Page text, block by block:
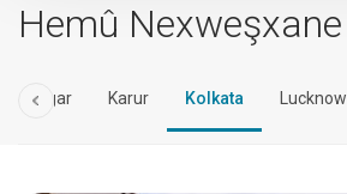
Hemû Nexweşxane
Nagar Karur Kolkata Lucknow